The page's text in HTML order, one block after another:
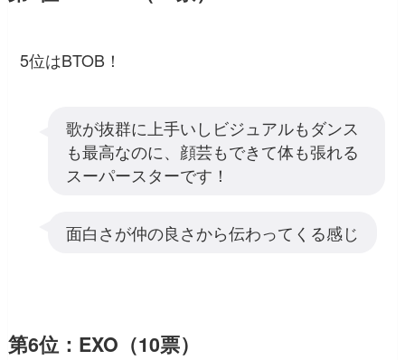
5位はBTOB！
歌が抜群に上手いしビジュアルもダンス
も最高なのに、顔芸もできて体も張れる
スーパースターです！
面白さが仲の良さから伝わってくる感じ
第6位：EXO（10票）